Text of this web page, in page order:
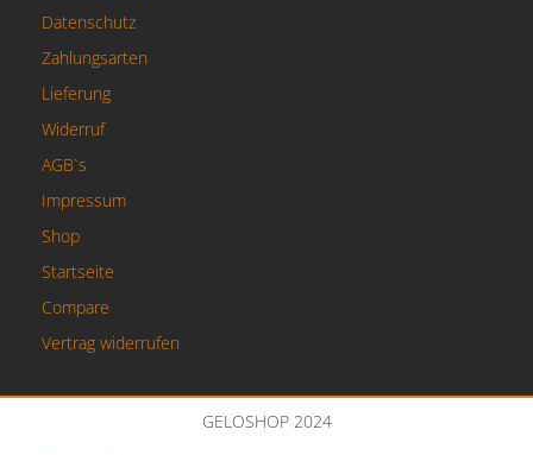
Datenschutz
Zahlungsarten
Lieferung
Widerruf
AGB`s
Impressum
Shop
Startseite
Compare
Vertrag widerrufen
GELOSHOP 2024